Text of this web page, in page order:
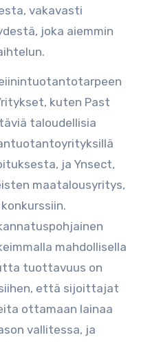
vakavasti
joka aiemmin
kuten Past
taloudellisia
ja Ynsect,
maatalousyritys,
mahdollisella
tuottavuus on
että sijoittajat
ottamaan lainaa
vallitessa, ja